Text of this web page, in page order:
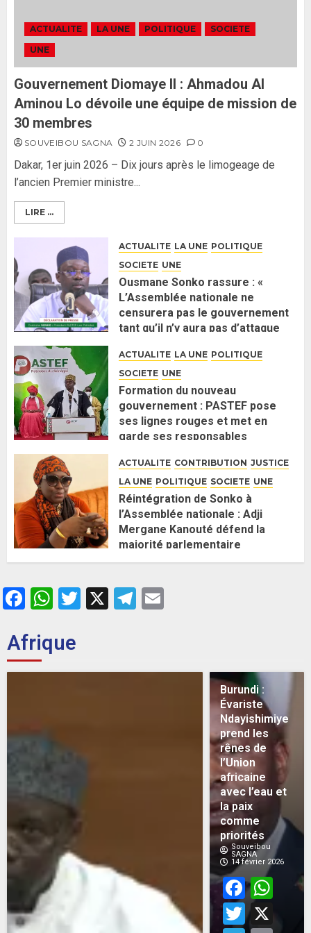
3
gouvernement : PASTEF pose
ACTUALITE LA UNE POLITIQUE
SOCIETE
UNE
Gouvernement Diomaye II : Ahmadou Al
Aminou Lo dévoile une équipe de mission de
30 membres
SOUVEIBOU SAGNA 2 JUIN 2026 0
Dakar, 1er juin 2026 – Dix jours après le limogeage de
l’ancien Premier ministre...
LIRE ...
ACTUALITE LA UNE POLITIQUE
SOCIETE UNE
Ousmane Sonko rassure : «
L’Assemblée nationale ne
censurera pas le gouvernement
tant qu’il n’y aura pas d’attaque
2 JUIN 2026 0
ACTUALITE LA UNE POLITIQUE
SOCIETE UNE
Formation du nouveau
gouvernement : PASTEF pose
ses lignes rouges et met en
garde ses responsables
ACTUALITE CONTRIBUTION JUSTICE
LA UNE POLITIQUE SOCIETE UNE
Réintégration de Sonko à
l’Assemblée nationale : Adji
Mergane Kanouté défend la
majorité parlementaire
26 MAI 2026 0
Facebook
WhatsApp
Twitter
X Telegram
Afrique
Burundi :
Évariste
Ndayishimiye
prend les
rênes de
l’Union
africaine
avec l’eau et
la paix
comme
priorités
Souveibou
SAGNA
14 février 2026
X